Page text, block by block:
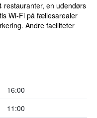
restauranter, en udendørs
Wi-Fi på fællesarealer
Andre faciliteter
16:00
11:00